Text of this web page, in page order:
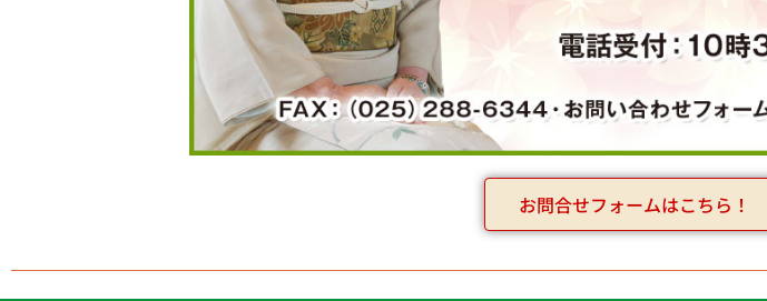
お問合せフォームはこちら！